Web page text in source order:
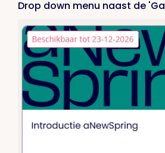
Drop down menu naast de